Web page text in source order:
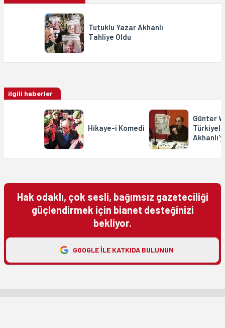
Tutuklu Yazar Akhanlı
Tahliye Oldu
ilgili haberler
Hikaye-i Komedi
Günter
Türkiyeli
Hak odaklı, çok sesli, bağımsız gazeteciliği
güçlendirmek için bianet desteğinizi
bekliyor.
GOOGLE ILE KATKIDA BULUNUN